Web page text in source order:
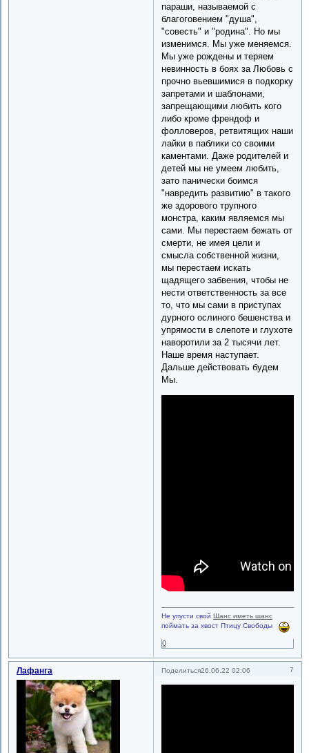
параши, называемой с
благоговением "душа",
"совесть" и "родина". Но мы
изменимся. Мы уже меняемся.
Мы уже рождены и теряем
невинность в боях за Любовь с
прочно вьевшимися в подкорку
запретами и шаблонами,
запрещающими любить кого
либо кроме френдоф и
фолловеров, ретвитящих наши
лайки в паблики со своими
каментами. Даже родителей и
детей мы не умеем любить,
зато панически боимся
"навредить развитию" в такого
же здорового трупного
монстра, каким являемся мы
сами. Мы перестаем бежать от
смерти, не имея цели и
смысла собственной жизни,
мы перестаем искать
щадящего забвения, чтобы не
нести ответственность за все
то, что мы сами в приступах
дурного ослиного бешенства и
упрямости в слепоте и глухоте
наворотили за 2 тысячи лет.
Наше время наступает.
Дальше действовать будем
Мы.
Не упусти свойШанс иметь шанс
поймать за хвост Птицу Свободы
0
Поделиться 7
26.06.22 02:06
Лафанга